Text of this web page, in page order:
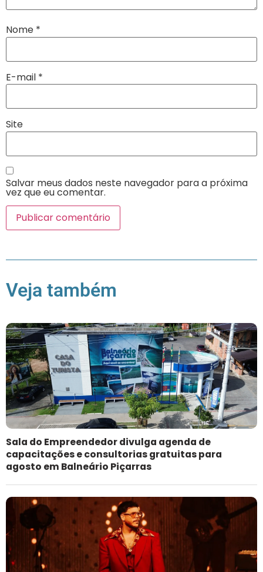
Nome *
E-mail *
Site
Salvar meus dados neste navegador para a próxima
vez que eu comentar.
Veja também
Sala do Empreendedor divulga agenda de
capacitações e consultorias gratuitas para
agosto em Balneário Piçarras